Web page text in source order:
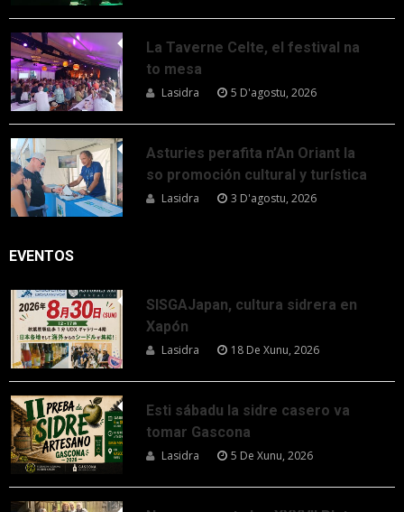
La Taverne Celte, el festival na
to mesa
Lasidra 5 D'agostu, 2026
Asturies perafita n’An Oriant la
so promoción cultural y turística
Lasidra 3 D'agostu, 2026
EVENTOS
SISGAJapan, cultura sidrera en
Xapón
Lasidra 18 De Xunu, 2026
Esti sábadu la sidre casero va
tomar Gascona
Lasidra 5 De Xunu, 2026